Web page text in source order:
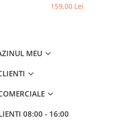
159,00 Lei
MEU
08:00 - 16:00